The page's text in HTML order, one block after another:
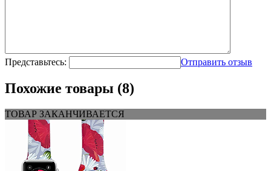
Представьтесь: Отправить отзыв
Похожие товары (8)
ТОВАР ЗАКАНЧИВАЕТСЯ